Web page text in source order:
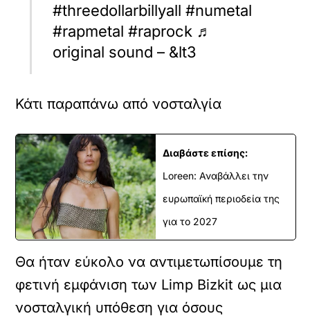
#threedollarbillyall #numetal
#rapmetal #raprock ♬
original sound – &lt3
Κάτι παραπάνω από νοσταλγία
Διαβάστε επίσης:
Loreen: Αναβάλλει την
ευρωπαϊκή περιοδεία της
για το 2027
Θα ήταν εύκολο να αντιμετωπίσουμε τη
φετινή εμφάνιση των Limp Bizkit ως μια
νοσταλγική υπόθεση για όσους